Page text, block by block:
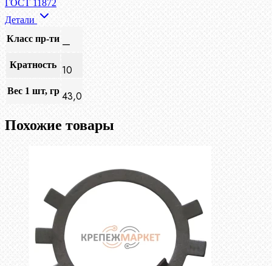
ГОСТ 11872
Детали
Класс пр-ти —
Кратность 10
Вес 1 шт, гр 43,0
Похожие товары